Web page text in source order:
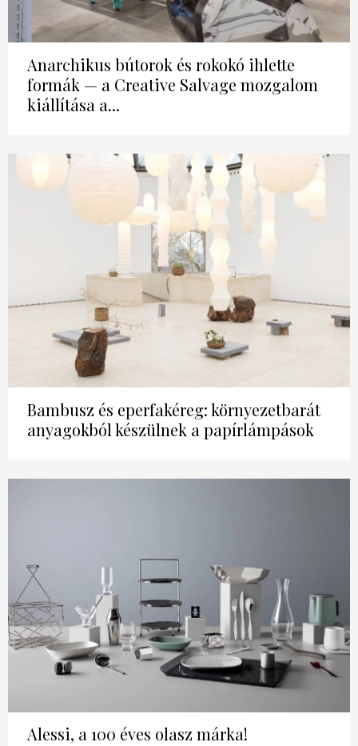
Anarchikus bútorok és rokokó ihlette
formák — a Creative Salvage mozgalom
kiállítása a...
Bambusz és eperfakéreg: környezetbarát
anyagokból készülnek a papírlámpások
Alessi, a 100 éves olasz márka!